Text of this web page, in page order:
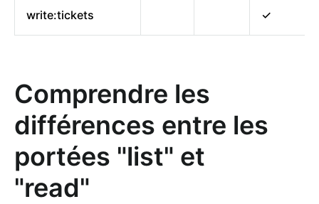
write:tickets ✓
Comprendre les
différences entre les
portées "list" et
"read"